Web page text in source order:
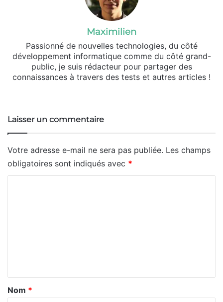
Maximilien
Passionné de nouvelles technologies, du côté
développement informatique comme du côté grand-
public, je suis rédacteur pour partager des
connaissances à travers des tests et autres articles !
Laisser un commentaire
Votre adresse e-mail ne sera pas publiée. Les champs
obligatoires sont indiqués avec *
a
Nom *